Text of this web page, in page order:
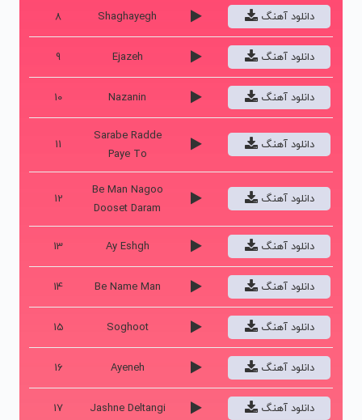
8 Shaghayegh دانلود آهنگ
9 Ejazeh دانلود آهنگ
10 Nazanin دانلود آهنگ
11
Sarabe Radde
Paye To
دانلود آهنگ
12
Be Man Nagoo
Dooset Daram
دانلود آهنگ
13 Ay Eshgh دانلود آهنگ
14 Be Name Man دانلود آهنگ
15 Soghoot دانلود آهنگ
16 Ayeneh دانلود آهنگ
17 Jashne Deltangi دانلود آهنگ